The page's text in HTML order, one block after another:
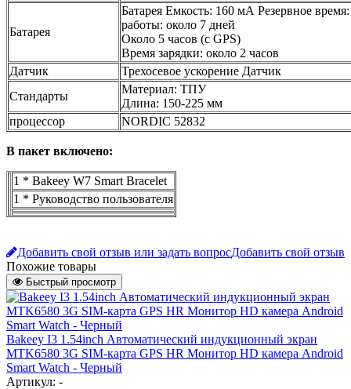
Батарея
Батарея Емкость: 160 мА Резервное
работы: около 7 дней
Около 5 часов (с GPS)
Время зарядки: около 2 часов
Датчик
Трехосевое ускорение Датчик
Стандарты
Материал: ТПУ
Длина: 150-225 мм
процессор
NORDIC 52832
В пакет включено:
1 * Bakeey W7 Smart Bracelet
1 * Руководство пользователя
Добавить свой отзыв или задать вопросДобавить свой отзыв
Похожие товары
Быстрый просмотр
Bakeey I3 1.54inch Автоматический индукционный экран
MTK6580 3G SIM-карта GPS HR Монитор HD камера Android
Smart Watch - Черный
Артикул: -